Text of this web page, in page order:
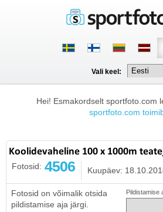
Vali keel:
Hei! Esmakordselt sportfoto.com
sportfoto.com
Koolidevaheline 100 x 1000m
Fotosid: 4506 Kuupäev:
Fotosid on võimalik otsida
pildistamise aja järgi.
Pildistamise